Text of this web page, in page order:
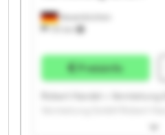
Neuenkirchen
731 km
Preisinfo
GmbH Robert Handel +